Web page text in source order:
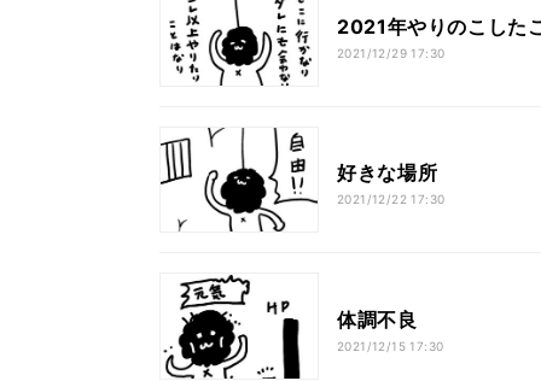
2021年やりのこした
2021/12/29 17:30
好きな場所
2021/12/22 17:30
体調不良
2021/12/15 17:30